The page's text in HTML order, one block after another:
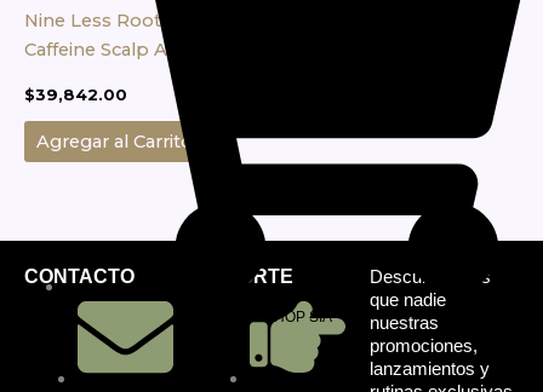
SHOP SIA
Nine Less Root-Biome™
Caffeine Scalp Ampoule
$39,842.00
Agregar al Carrito
CONTACTO SOPORTE
Descubrí antes
que nadie
nuestras
promociones,
lanzamientos y